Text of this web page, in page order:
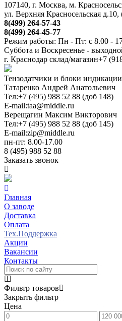
107140, г. Москва, м.
ул. Верхняя Красносельская д.10,
8(499) 264-57-43
8(499) 264-45-77
Режим работы: Пн - Пт: с 8.00 -
Суббота и Воскресенье -
г. Краснодар склад/магазин+7
Тензодатчики и блоки индикации
Татаренко Андрей Анатольевич
Тел:+7 (495) 988 52 88 (доб 148)
E-mail:taa@middle.ru
Верещагин Максим Викторович
Тел:+7 (495) 988 52 88 (доб 145)
E-mail:zip@middle.ru
пн-пт: 8.00-17.00
8 (495) 988 52 88
Заказать звонок
Главная
О заводе
Доставка
Оплата
Тех.Поддержка
Акции
Вакансии
Контакты
Фильтр товаров
Закрыть фильтр
Цена